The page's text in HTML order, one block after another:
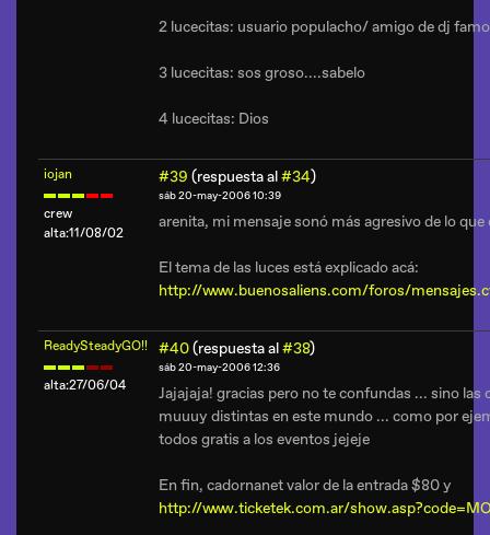
2 lucecitas: usuario populacho/ amigo de dj
3 lucecitas: sos groso....sabelo
4 lucecitas: Dios
iojan
crew
alta:11/08/02
#39 (respuesta al#34)
sáb 20-may-2006 10:39
arenita, mi mensaje sonó más agresivo de lo que
El tema de las luces está explicado acá:
http://www.buenosaliens.com/foros/
ReadySteadyGO!!
alta:27/06/04
#40(respuesta al#38)
sáb 20-may-2006 12:36
Jajajaja! gracias pero no te confundas ... sino las
muuuy distintas en este mundo ... como por
todos gratis a los eventos jejeje
En fin, cadornanet valor de la entrada $80 y
http://www.ticketek.com.ar/